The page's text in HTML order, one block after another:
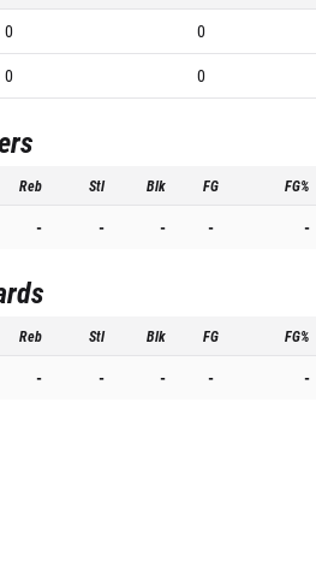
0 0
0 0
Reb Stl Blk FG FG%
- - - - -
Reb Stl Blk FG FG%
- - - - -